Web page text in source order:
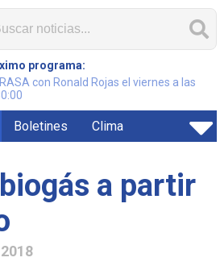
programa:
con Ronald Rojas el viernes a las
Boletines Clima
a partir